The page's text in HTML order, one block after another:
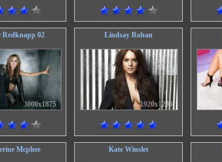
Redknapp 02
3000x1875
Lindsay Rohan
1920x1200
Mcphee Kate Winslet